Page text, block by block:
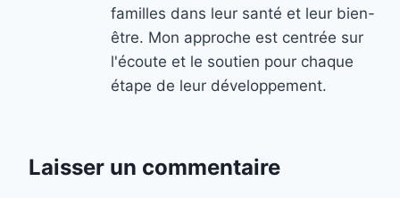
familles dans leur santé et leur bien-
être. Mon approche est centrée sur
l'écoute et le soutien pour chaque
étape de leur développement.
Laisser un commentaire